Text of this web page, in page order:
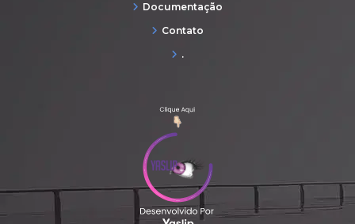
Documentação
Contato
.